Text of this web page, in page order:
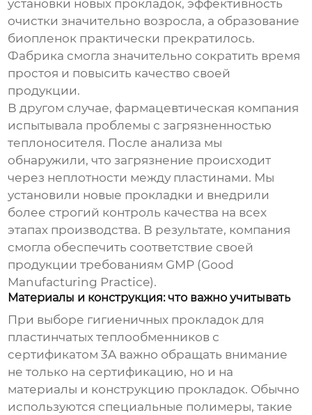
установки новых прокладок, эффективность
очистки значительно возросла, а образование
биопленок практически прекратилось.
Фабрика смогла значительно сократить время
простоя и повысить качество своей
продукции.
В другом случае, фармацевтическая компания
испытывала проблемы с загрязненностью
теплоносителя. После анализа мы
обнаружили, что загрязнение происходит
через неплотности между пластинами. Мы
установили новые прокладки и внедрили
более строгий контроль качества на всех
этапах производства. В результате, компания
смогла обеспечить соответствие своей
продукции требованиям GMP (Good
Manufacturing Practice).
Материалы и конструкция: что важно учитывать
При выборе гигиеничных прокладок для
пластинчатых теплообменников с
сертификатом 3A важно обращать внимание
не только на сертификацию, но и на
материалы и конструкцию прокладок. Обычно
используются специальные полимеры, такие